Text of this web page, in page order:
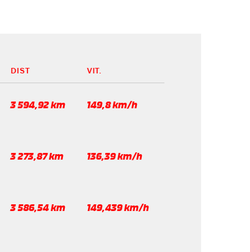
DIST VIT.
3 594,92 km 149,8 km/h
3 273,87 km 136,39 km/h
3 586,54 km 149,439 km/h